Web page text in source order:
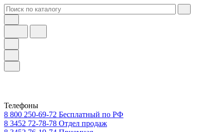
Телефоны
8 800 250-69-72 Бесплатный по РФ
8 3452 72-78-78 Отдел продаж